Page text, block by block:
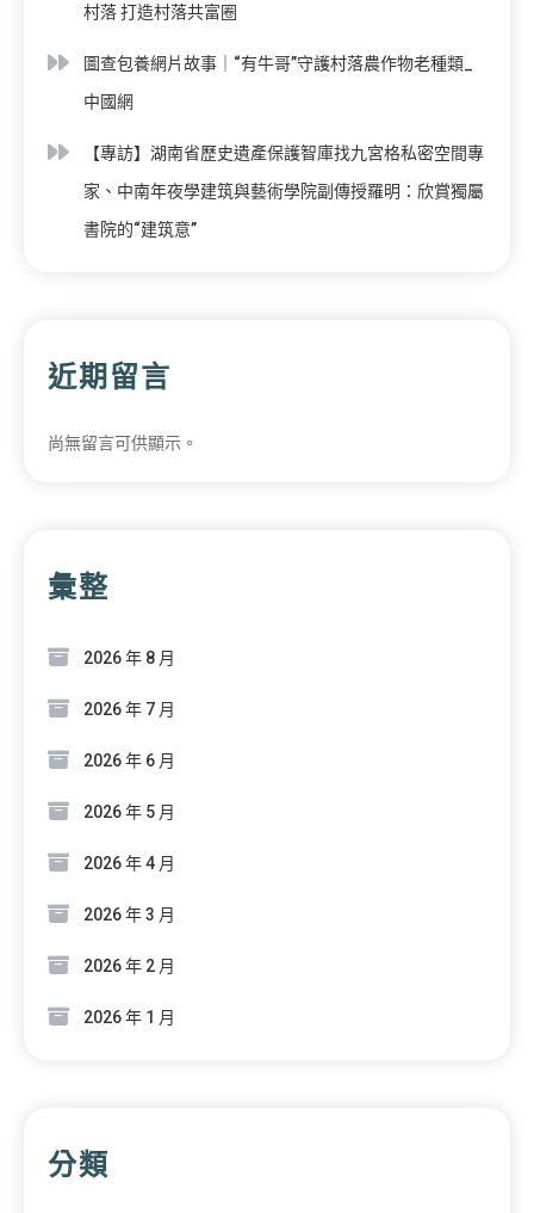
村落 打造村落共富圈
圖查包養網片故事｜“有牛哥”守護村落農作物老種類_
中國網
【專訪】湖南省歷史遺產保護智庫找九宮格私密空間專
家、中南年夜學建筑與藝術學院副傳授羅明：欣賞獨屬
書院的“建筑意”
近期留言
尚無留言可供顯示。
彙整
2026 年 8 月
2026 年 7 月
2026 年 6 月
2026 年 5 月
2026 年 4 月
2026 年 3 月
2026 年 2 月
2026 年 1 月
分類